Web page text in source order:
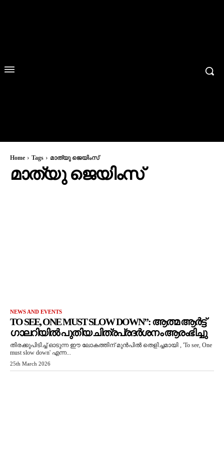
Home Tags മാത്യു ജെയിംസ്
മാത്യു ജെയിംസ്
NEWS AND EVENTS
TO SEE, ONE MUST SLOW DOWN”: ആത്മ ആർട്ട്
ഗാലറിയിൽ പുതിയ ചിത്രപ്രദർശനം ആരംഭിച്ചു
തിരക്കുപിടിച്ച് ഓടുന്ന ഈ ലോകത്തിന് മുൻപിൽ തെളിച്ചമായി , 'To see, One
must slow down' എന്ന...
25th March 2026